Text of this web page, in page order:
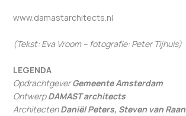
www.damastarchitects.nl
(Tekst: Eva Vroom – fotografie: Peter Tijhuis)
LEGENDA
OpdrachtgeverGemeente Amsterdam
OntwerpDAMAST architects
ArchitectenDaniël Peters, Steven van Raan